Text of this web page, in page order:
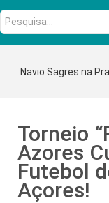
Pesquisa...
Navio Sagres na
Torneio
Azores
Futebol
Açores!